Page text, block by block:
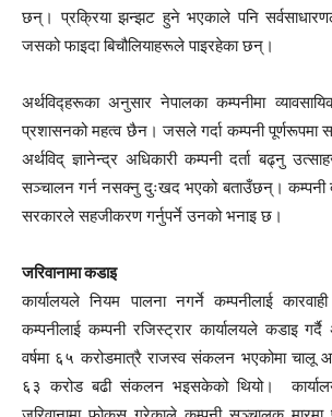
छन्। प्रक्रिया झन्झट हुने भएकाले पनि
जसको फाइदा बिचौलियाहरूले पाइरहेका छन्।
अर्थविद्हरूका अनुसार नेपालका कम्पनीमा
प्रशासनको महत्व छैन। जसले गर्दा कम्पनी
अर्थविद् ज्ञानेन्द्र अधिकारी कम्पनी दर्ता बढ्नु
सञ्चालन गर्न नसक्नु दुःखद भएको बताउँछन्। कम्पनी
सरकारले सहजीकरण गर्नुपर्ने उनको भनाइ छ।
जरिवानामा कडाइ
कार्यालयले नियम पालना नगर्ने कम्पनीलाई
कम्पनीलाई कम्पनी रजिस्ट्रार कार्यालयले कडाइ
वर्षमा ६५ करोडमात्रै राजस्व संकलन भएकोमा चालू
६३ करोड बढी संकलन भइसकेको थियो।